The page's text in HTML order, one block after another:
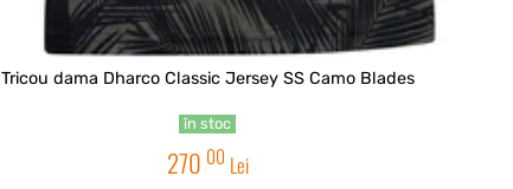
Tricou dama Dharco Classic Jersey SS Camo Blades
în stoc
270 00 Lei